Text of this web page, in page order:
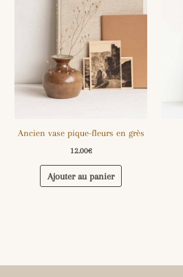
Ancien vase pique-fleurs en grès
12.00€
Ajouter au panier